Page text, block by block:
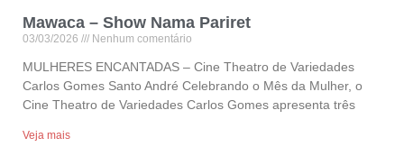
Mawaca – Show Nama Pariret
03/03/2026 Nenhum comentário
MULHERES ENCANTADAS – Cine Theatro de Variedades
Carlos Gomes Santo André Celebrando o Mês da Mulher, o
Cine Theatro de Variedades Carlos Gomes apresenta três
Veja mais